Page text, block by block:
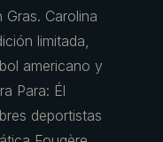
Carolina
limitada,
americano y
Para: Él
deportistas